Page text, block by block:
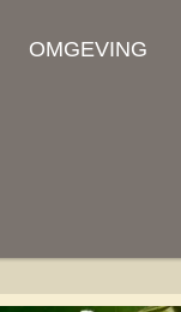
OMGEVING